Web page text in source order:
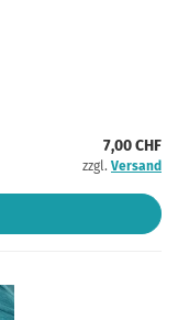
7,00 CHF
zzgl. Versand